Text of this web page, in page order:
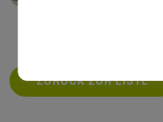
ZURÜCK ZUR LISTE